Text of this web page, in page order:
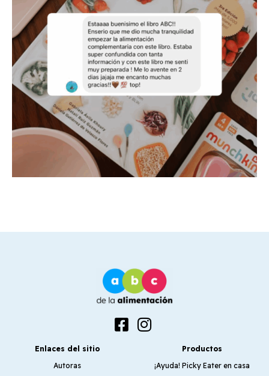
Enlaces del sitio
Autoras
Productos
¡Ayuda! Picky Eater en casa